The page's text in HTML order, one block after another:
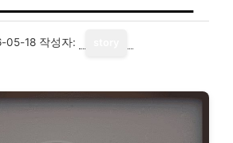
05-18 작성자: